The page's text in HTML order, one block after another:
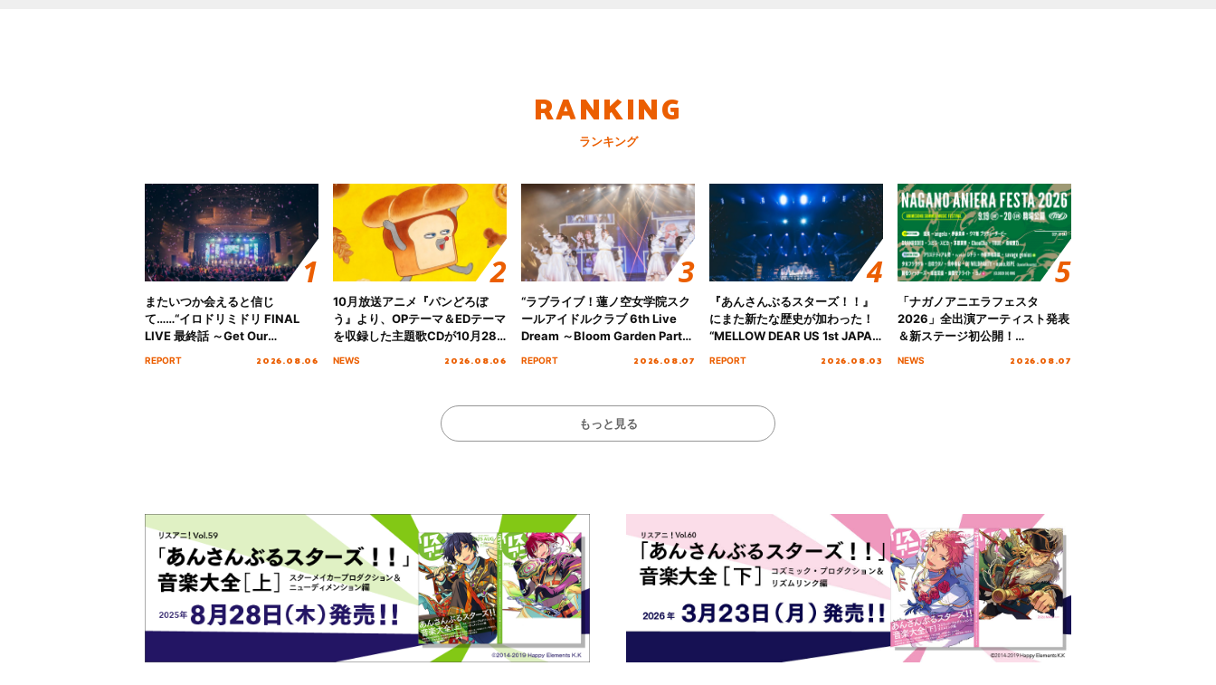
RANKING
ランキング
またいつか会えると信じ
て……“イロドリミドリ FINAL
LIVE 最終話 ～Get Our
MIRAI!!!!!!!!!!!!!!～”10年の活動
REPORT 2026.08.06
10月放送アニメ『パンどろぼ
う』より、OPテーマ＆EDテーマ
を収録した主題歌CDが10月28
日にリリース決定！
NEWS 2026.08.06
“ラブライブ！蓮ノ空女学院スク
ールアイドルクラブ 6th Live
Dream ～Bloom Garden Party
～ ＜Bloom Garden Party
REPORT 2026.08.07
『あんさんぶるスターズ！！』
にまた新たな歴史が加わった！
“MELLOW DEAR US 1st JAPAN
Tour Final「NICE to meet YOU
REPORT 2026.08.03
「ナガノアニエラフェスタ
2026」全出演アーティスト発表
＆新ステージ初公開！
GEARMANIAの参戦も決定し、
NEWS 2026.08.07
もっと見る